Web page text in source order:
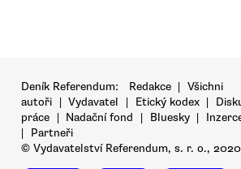
Deník Referendum: Redakce | Všichni
autoři | Vydavatel | Etický kodex |
práce | Nadační fond | Bluesky |
|
Partneři
© Vydavatelství Referendum, s. r. o.,